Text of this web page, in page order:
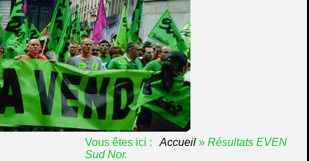
Vous êtes ici : Accueil » Résultats EVEN
Sud Nor.